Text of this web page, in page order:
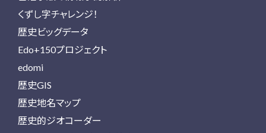
くずし字チャレンジ！
歴史ビッグデータ
Edo+150プロジェクト
edomi
歴史GIS
歴史地名マップ
歴史的ジオコーダー